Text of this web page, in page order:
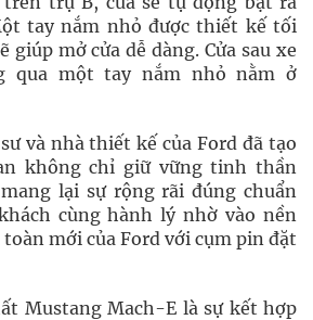
tay nắm nhỏ được thiết kế tối
giúp mở cửa dễ dàng. Cửa sau xe
qua một tay nắm nhỏ nằm ở
và nhà thiết kế của Ford đã tạo
không chỉ giữ vững tinh thần
lại sự rộng rãi đúng chuẩn
cùng hành lý nhờ vào nền
mới của Ford với cụm pin đặt
Mustang Mach-E là sự kết hợp